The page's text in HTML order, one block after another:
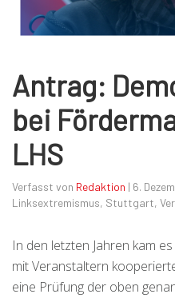
Antrag:
bei
LHS
Verfasst von Redaktion | 6.
Linksextremismus, Stuttgart,
In den letzten Jahren kam
mit Veranstaltern
eine Prüfung der oben